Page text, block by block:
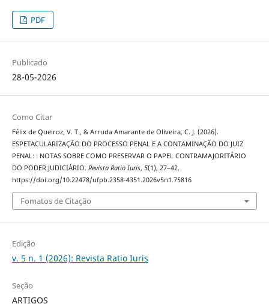
PDF
Publicado
28-05-2026
Como Citar
Félix de Queiroz, V. T., & Arruda Amarante de Oliveira, C. J. (2026).
ESPETACULARIZAÇÃO DO PROCESSO PENAL E A CONTAMINAÇÃO DO JUIZ
PENAL: : NOTAS SOBRE COMO PRESERVAR O PAPEL CONTRAMAJORITÁRIO
DO PODER JUDICIÁRIO. Revista Ratio Iuris, 5(1), 27–42.
https://doi.org/10.22478/ufpb.2358-4351.2026v5n1.75816
Fomatos de Citação
Edição
v. 5 n. 1 (2026): Revista Ratio Iuris
Seção
ARTIGOS